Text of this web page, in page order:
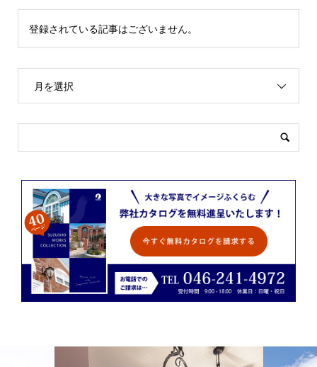
登録されている記事はございません。
月を選択